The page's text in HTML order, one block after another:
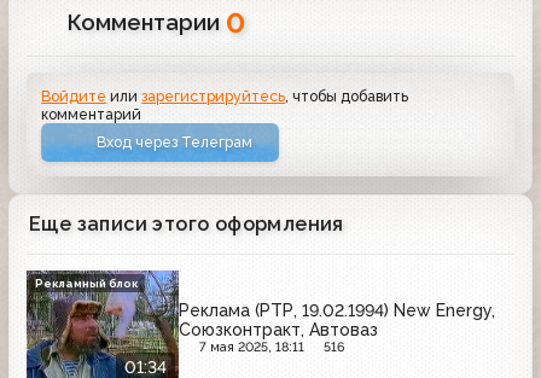
Комментарии 0
Войдите илизарегистрируйтесь , чтобы добавить
комментарий
Вход через Телеграм
Еще записи этого оформления
01:34
Реклама (РТР, 19.02.1994) New Energy,
Союзконтракт, Автоваз
7 мая 2025, 18:11 516
Рекламный блок